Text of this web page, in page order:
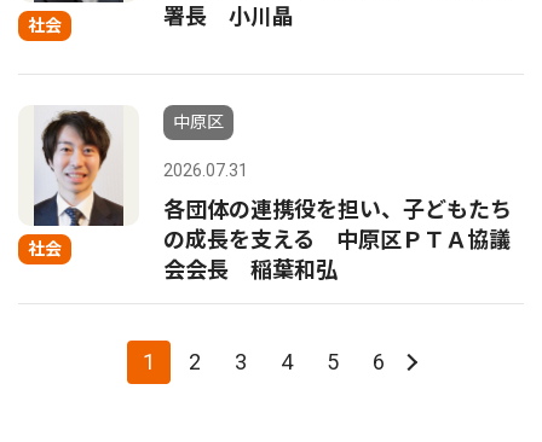
社会
署長 小川晶
社会
中原区
2026.07.31
各団体の連携役を担い、子どもたち
の成長を支える 中原区ＰＴＡ協議
会会長 稲葉和弘
1 2 3 4 5 6